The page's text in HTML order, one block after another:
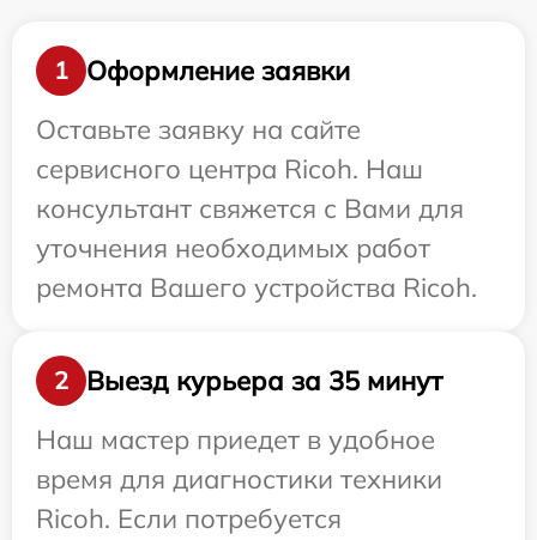
1
Оформление заявки
Оставьте заявку на сайте
сервисного центра Ricoh. Наш
консультант свяжется с Вами для
уточнения необходимых работ
ремонта Вашего устройства Ricoh.
2
Выезд курьера за 35 минут
Наш мастер приедет в удобное
время для диагностики техники
Ricoh. Если потребуется